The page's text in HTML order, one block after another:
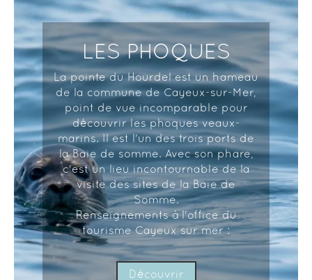
LES PHOQUES
La pointe du Hourdel est un hameau
de la commune de Cayeux-sur-Mer,
point de vue incomparable pour
découvrir les phoques veaux-
marins. Il est l'un des trois ports de
la Baie de somme. Avec son phare,
c'est un lieu incontournable de la
visite des sites de la Baie de
Somme.
Renseignements à l'office du
tourisme Cayeux sur mer :
Découvrir